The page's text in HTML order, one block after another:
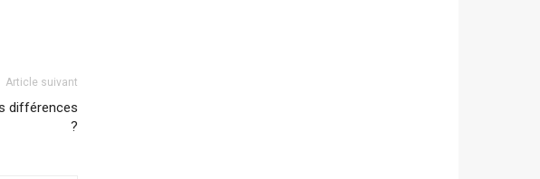
Article suivant
différences
?